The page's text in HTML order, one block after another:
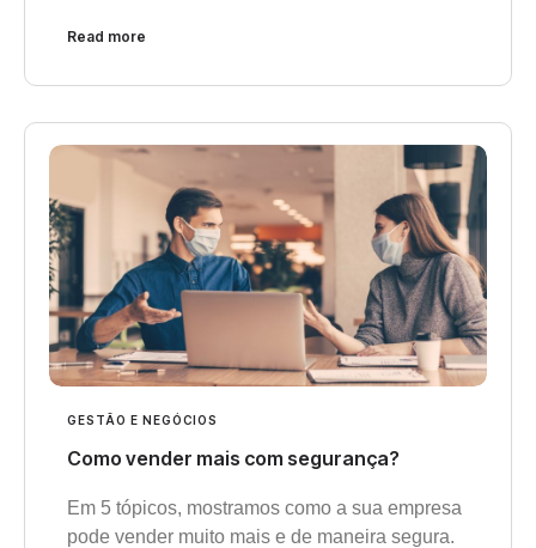
Read more
GESTÃO E NEGÓCIOS
Como vender mais com segurança?
Em 5 tópicos, mostramos como a sua empresa
pode vender muito mais e de maneira segura.